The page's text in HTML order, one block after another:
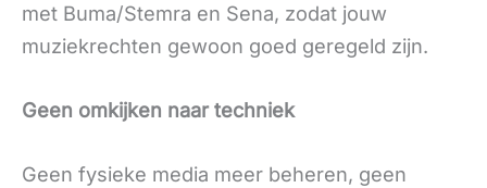
met Buma/Stemra en Sena, zodat jouw
muziekrechten gewoon goed geregeld zijn.
Geen omkijken naar techniek
Geen fysieke media meer beheren, geen